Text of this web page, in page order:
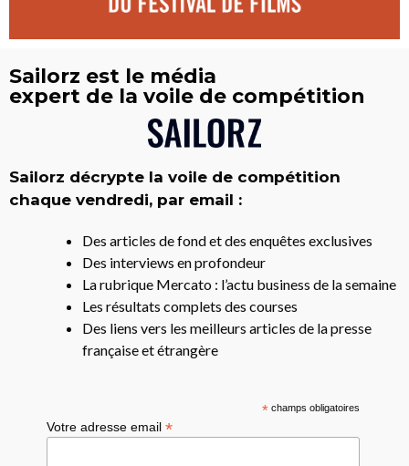
Sailorz est le média
expert de la voile de compétition
Sailorz décrypte la voile de compétition
chaque vendredi, par email :
Des articles de fond et des enquêtes exclusives
Des interviews en profondeur
La rubrique Mercato : l’actu business de la semaine
Les résultats complets des courses
Des liens vers les meilleurs articles de la presse
française et étrangère
*champs obligatoires
Votre adresse email*